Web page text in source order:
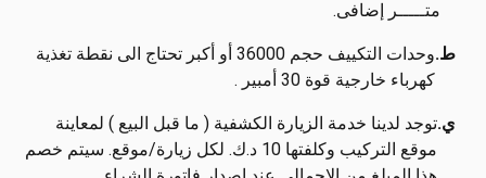
متـــــر إضافى.
ط.
وحدات التكييف حجم 36000 أو أكبر تحتاج الى نقطة تغذية
كهرباء خارجية قوة 30 أمبير .
ي.توجد لدينا خدمة الزيارة الكشفية ( ما قبل البيع ) لمعاينة
موقع التركيب وكلفتها 10 د.ك. لكل زيارة/موقع. سيتم خصم